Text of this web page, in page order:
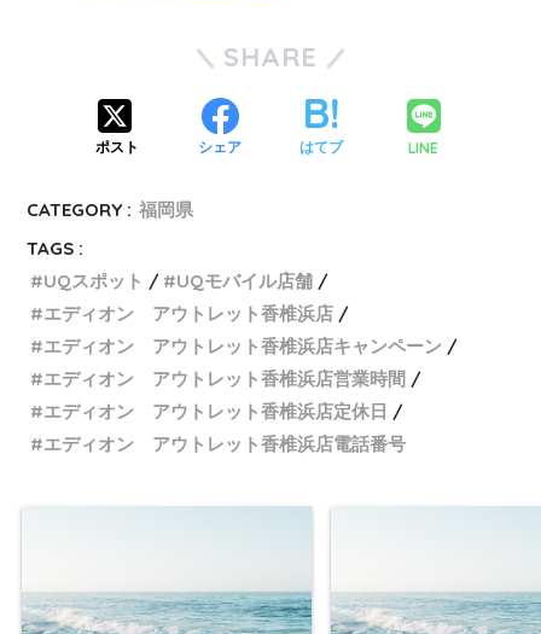
SHARE
ポスト シェア はてブ LINE
CATEGORY : 福岡県
TAGS :
UQスポット
UQモバイル店舗
エディオン アウトレット香椎浜店
エディオン アウトレット香椎浜店キャンペーン
エディオン アウトレット香椎浜店営業時間
エディオン アウトレット香椎浜店定休日
エディオン アウトレット香椎浜店電話番号